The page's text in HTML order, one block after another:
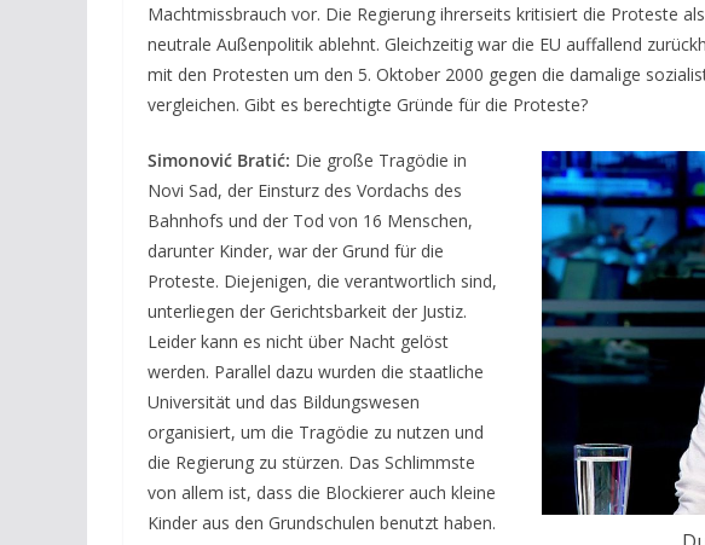
Machtmissbrauch vor. Die Regierung ihrerseits kritisiert die Proteste
neutrale Außenpolitik ablehnt. Gleichzeitig war die EU auffallend
mit den Protesten um den 5. Oktober 2000 gegen die damalige
vergleichen. Gibt es berechtigte Gründe für die Proteste?
Simonović Bratić: Die große Tragödie in
Novi Sad, der Einsturz des Vordachs des
Bahnhofs und der Tod von 16 Menschen,
darunter Kinder, war der Grund für die
Proteste. Diejenigen, die verantwortlich sind,
unterliegen der Gerichtsbarkeit der Justiz.
Leider kann es nicht über Nacht gelöst
werden. Parallel dazu wurden die staatliche
Universität und das Bildungswesen
organisiert, um die Tragödie zu nutzen und
die Regierung zu stürzen. Das Schlimmste
von allem ist, dass die Blockierer auch kleine
Kinder aus den Grundschulen benutzt haben.